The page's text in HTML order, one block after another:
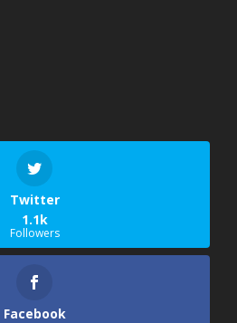
Twitter
1.1k
Followers
Facebook